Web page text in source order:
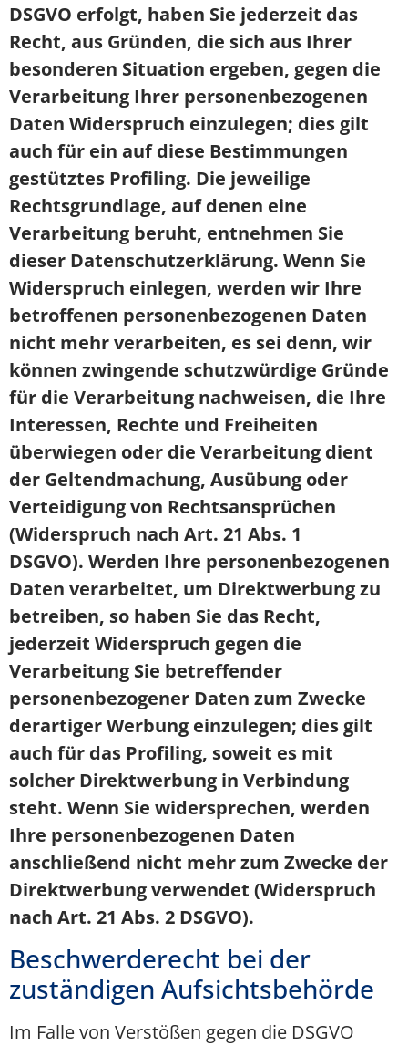
DSGVO erfolgt, haben Sie jederzeit das
Recht, aus Gründen, die sich aus Ihrer
besonderen Situation ergeben, gegen die
Verarbeitung Ihrer personenbezogenen
Daten Widerspruch einzulegen; dies gilt
auch für ein auf diese Bestimmungen
gestütztes Profiling. Die jeweilige
Rechtsgrundlage, auf denen eine
Verarbeitung beruht, entnehmen Sie
dieser Datenschutzerklärung. Wenn Sie
Widerspruch einlegen, werden wir Ihre
betroffenen personenbezogenen Daten
nicht mehr verarbeiten, es sei denn, wir
können zwingende schutzwürdige Gründe
für die Verarbeitung nachweisen, die Ihre
Interessen, Rechte und Freiheiten
überwiegen oder die Verarbeitung dient
der Geltendmachung, Ausübung oder
Verteidigung von Rechtsansprüchen
(Widerspruch nach Art. 21 Abs. 1
DSGVO). Werden Ihre personenbezogenen
Daten verarbeitet, um Direktwerbung zu
betreiben, so haben Sie das Recht,
jederzeit Widerspruch gegen die
Verarbeitung Sie betreffender
personenbezogener Daten zum Zwecke
derartiger Werbung einzulegen; dies gilt
auch für das Profiling, soweit es mit
solcher Direktwerbung in Verbindung
steht. Wenn Sie widersprechen, werden
Ihre personenbezogenen Daten
anschließend nicht mehr zum Zwecke der
Direktwerbung verwendet (Widerspruch
nach Art. 21 Abs. 2 DSGVO).
Beschwerderecht bei der
zuständigen Aufsichtsbehörde
Im Falle von Verstößen gegen die DSGVO